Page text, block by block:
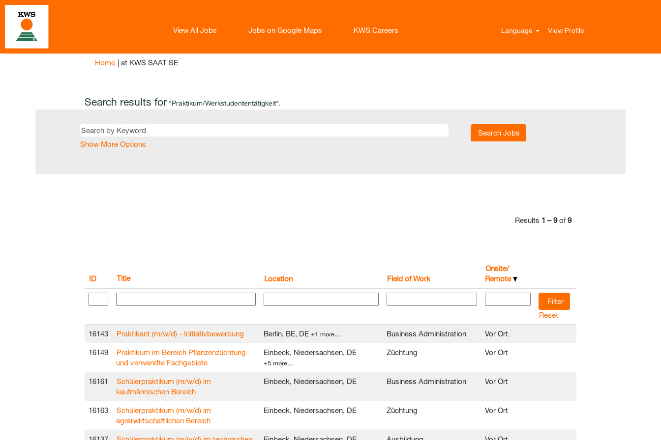
View All Jobs Jobs on Google Maps KWS Careers Language View Profile
Home | at KWS SAAT SE(current
Search results for "Praktikum/Werkstudententätigkeit".
Show More Options
Results 1 – 9of9
ID Title Location Field of Work
Onsite/
Remote
Reset
16143 Praktikant (m/w/d) - Initiativbewerbung Berlin, BE, DE +1 more… Business Administration Vor Ort
16149
Praktikum im Bereich Pflanzenzüchtung
und verwandte Fachgebiete
Einbeck, Niedersachsen, DE
+5 more…
Züchtung Vor Ort
16161
Schülerpraktikum (m/w/d) im
kaufmännischen Bereich
Einbeck, Niedersachsen, DE Business Administration Vor Ort
16163
Schülerpraktikum (m/w/d) im
agrarwirtschaftlichen Bereich
Einbeck, Niedersachsen, DE Züchtung Vor Ort